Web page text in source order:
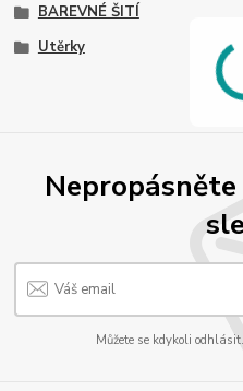
BAREVNÉ ŠITÍ
Utěrky
Nepropásněte
Můžete se kdykoli